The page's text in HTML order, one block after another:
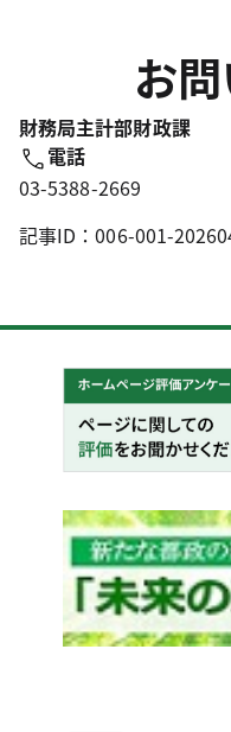
見出しh1
お
財務局主計部財政課
電話
03-5388-2669
記事ID：006-001-